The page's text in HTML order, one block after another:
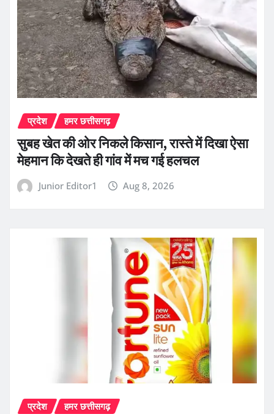
प्रदेश हमर छत्तीसगढ़
सुबह खेत की ओर निकले किसान, रास्ते में दिखा ऐसा
मेहमान कि देखते ही गांव में मच गई हलचल
Junior Editor1 Aug 8, 2026
प्रदेश हमर छत्तीसगढ़